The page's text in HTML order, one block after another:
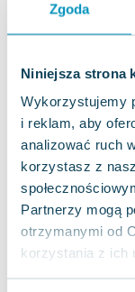
Zgoda
Niniejsza strona
Wykorzystujemy
i reklam, aby
analizować ruch
korzystasz z
Partnerzy mogą
otrzymanymi od
korzystania z ich
28.31zł dobry